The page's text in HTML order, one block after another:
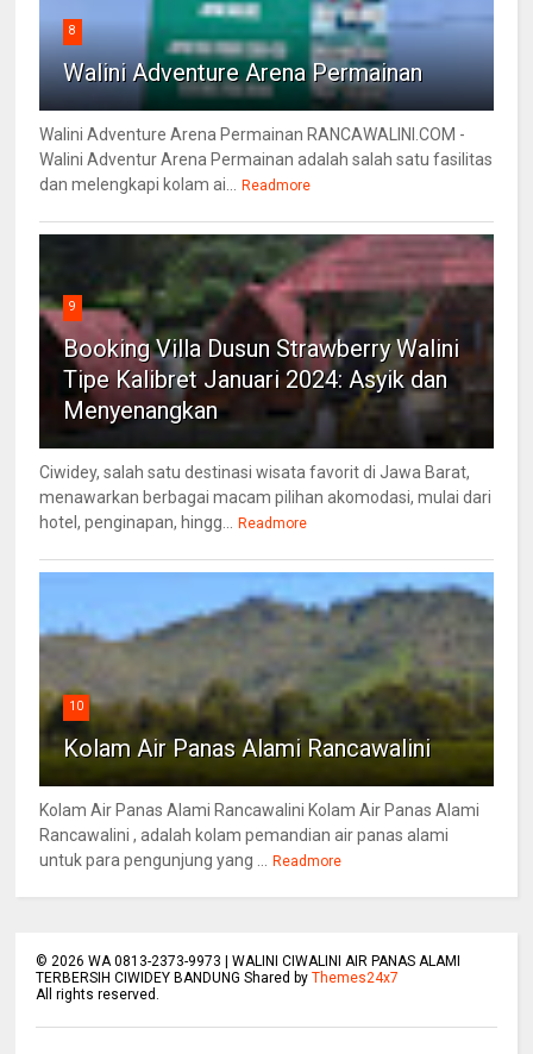
8
Walini Adventure Arena Permainan
Walini Adventure Arena Permainan RANCAWALINI.COM -
Walini Adventur Arena Permainan adalah salah satu fasilitas
dan melengkapi kolam ai...
Readmore
9
Booking Villa Dusun Strawberry Walini
Tipe Kalibret Januari 2024: Asyik dan
Menyenangkan
Ciwidey, salah satu destinasi wisata favorit di Jawa Barat,
menawarkan berbagai macam pilihan akomodasi, mulai dari
hotel, penginapan, hingg...
Readmore
10
Kolam Air Panas Alami Rancawalini
Kolam Air Panas Alami Rancawalini Kolam Air Panas Alami
Rancawalini , adalah kolam pemandian air panas alami
untuk para pengunjung yang ...
Readmore
© 2026 WA 0813-2373-9973 | WALINI CIWALINI AIR PANAS ALAMI
TERBERSIH CIWIDEY BANDUNG Shared byThemes24x7
All rights reserved.